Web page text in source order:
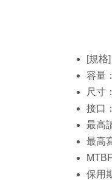
[規格]
容量
尺寸
接口
最高
最高
保用